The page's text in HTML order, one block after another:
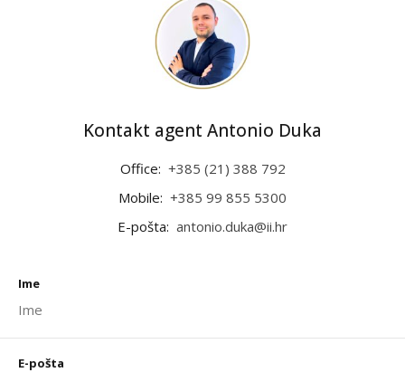
Kontakt agent Antonio Duka
Office: +385 (21) 388 792
Mobile: +385 99 855 5300
E-pošta: antonio.duka@ii.hr
Ime
E-pošta